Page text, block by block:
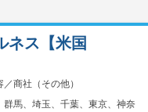
商社（その他）
群馬、埼玉、千葉、東京、神奈
ネス【米国